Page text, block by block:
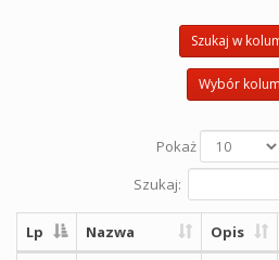
Szukaj w
Wybór
Pokaż
Szukaj:
Lp Nazwa Opis